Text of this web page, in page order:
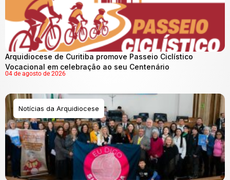
Arquidiocese de Curitiba promove Passeio Ciclístico
Vocacional em celebração ao seu Centenário
04 de agosto de 2026
Notícias da Arquidiocese